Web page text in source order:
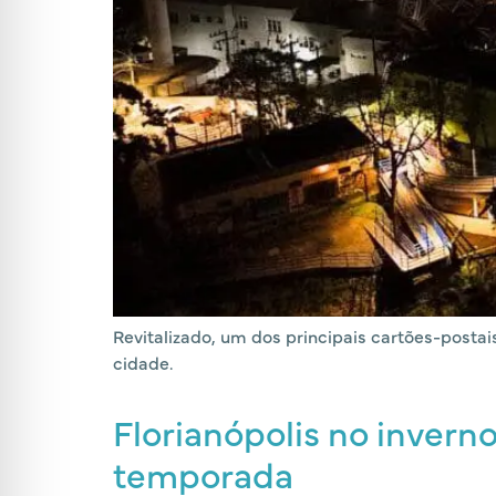
Revitalizado, um dos principais cartões-
cidade.
Florianópolis no
temporada